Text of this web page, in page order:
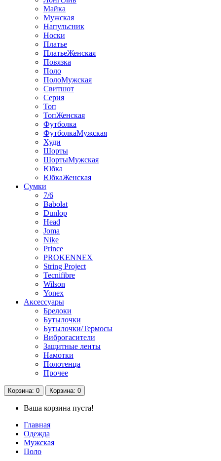
Майка
Мужская
Напульсник
Носки
Платье
ПлатьеЖенская
Повязка
Поло
ПолоМужская
Свитшот
Серия
Топ
ТопЖенская
Футболка
ФутболкаМужская
Худи
Шорты
ШортыМужская
Юбка
ЮбкаЖенская
Сумки
7/6
Babolat
Dunlop
Head
Joma
Nike
Prince
PROKENNEX
String Project
Tecnifibre
Wilson
Yonex
Аксессуары
Брелоки
Бутылочки
Бутылочки/Термосы
Виброгасители
Защитные ленты
Намотки
Полотенца
Прочее
Корзина: 0 Корзина: 0
Ваша корзина пуста!
Главная
Одежда
Мужская
Поло